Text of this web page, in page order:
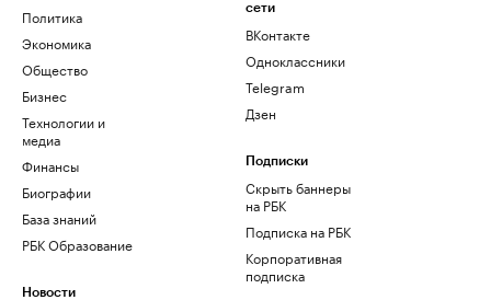
Политика
Экономика
Общество
Бизнес
Технологии и
медиа
Финансы
Биографии
База знаний
РБК Образование
Новости
сети
ВКонтакте
Одноклассники
Telegram
Дзен
Подписки
Скрыть баннеры
на РБК
Подписка на РБК
Корпоративная
подписка